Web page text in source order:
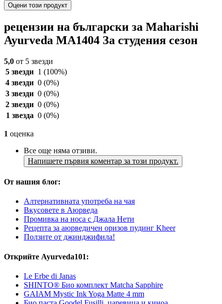
Оцени този продукт
рецензии на български за Maharishi
Ayurveda MA1404 За студения сезон
5,0 от 5 звезди
5 звезди 1 (100%)
4 звезди 0 (0%)
3 звезди 0 (0%)
2 звезди 0 (0%)
1 звезда 0 (0%)
1 оценка
Все още няма отзиви.
Напишете първия коментар за този продукт.
От нашия блог:
Алтернативната употреба на чая
Вкусовете в Аюрведа
Промивка на носа с Джала Нети
Рецепта за аюрведичен оризов пудинг Kheer
Ползите от джинджифила!
Открийте Ayurveda101:
Le Erbe di Janas
SHINTO® Био комплект Matcha Sapphire
GAIAM Mystic Ink Yoga Matte 4 mm